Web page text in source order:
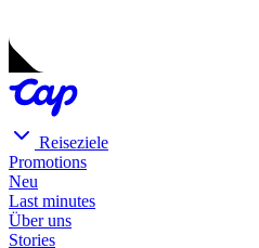
Reiseziele
Promotions
Neu
Last minutes
Über uns
Stories